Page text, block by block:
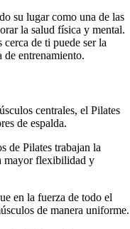
su lugar como una de las
la salud física y mental.
de ti puede ser la
entrenamiento.
centrales, el Pilates
de espalda.
de Pilates trabajan la
mayor flexibilidad y
en la fuerza de todo el
de manera uniforme.